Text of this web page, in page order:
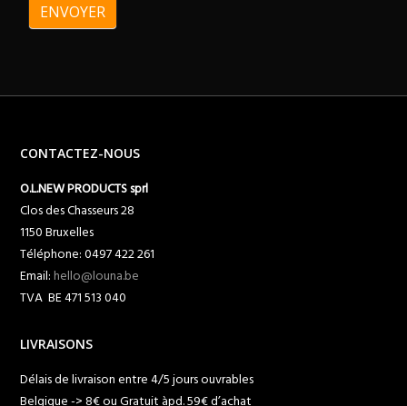
ENVOYER
CONTACTEZ-NOUS
O.L.NEW PRODUCTS sprl
Clos des Chasseurs 28
1150 Bruxelles
Téléphone: 0497 422 261
Email:hello@louna.be
TVA BE 471 513 040
LIVRAISONS
Délais de livraison entre 4/5 jours ouvrables
Belgique -> 8€ ou Gratuit àpd. 59€ d’achat